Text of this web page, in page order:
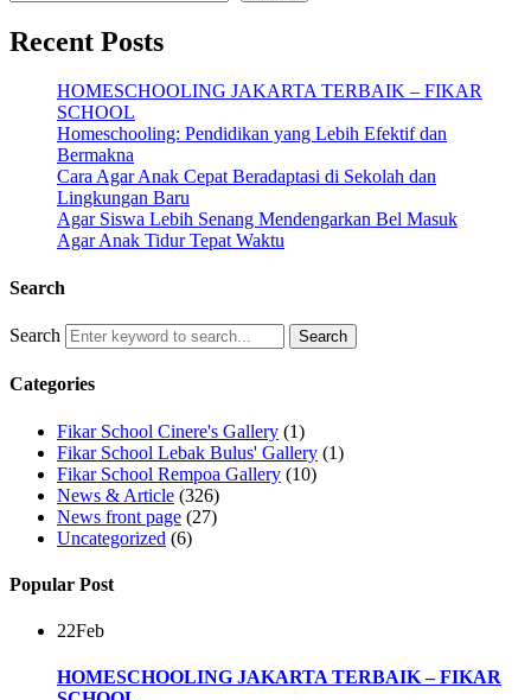
Recent Posts
HOMESCHOOLING JAKARTA TERBAIK – FIKAR
SCHOOL
Homeschooling: Pendidikan yang Lebih Efektif dan
Bermakna
Cara Agar Anak Cepat Beradaptasi di Sekolah dan
Lingkungan Baru
Agar Siswa Lebih Senang Mendengarkan Bel Masuk
Agar Anak Tidur Tepat Waktu
Search
Search
Categories
Fikar School Cinere's Gallery (1)
Fikar School Lebak Bulus' Gallery (1)
Fikar School Rempoa Gallery (10)
News & Article (326)
News front page (27)
Uncategorized (6)
Popular Post
22Feb
HOMESCHOOLING JAKARTA TERBAIK – FIKAR